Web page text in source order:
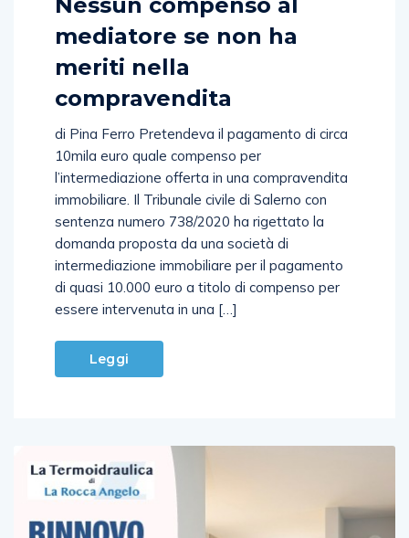
mediatore se non ha
meriti nella
compravendita
di Pina Ferro Pretendeva il pagamento di circa
10mila euro quale compenso per
l’intermediazione offerta in una compravendita
immobiliare. Il Tribunale civile di Salerno con
sentenza numero 738/2020 ha rigettato la
domanda proposta da una società di
intermediazione immobiliare per il pagamento
di quasi 10.000 euro a titolo di compenso per
essere intervenuta in una […]
Leggi